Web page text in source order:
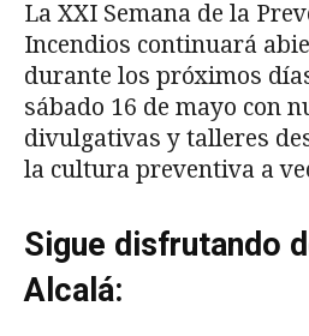
La XXI Semana de la
Incendios continuará
durante los próximos
sábado 16 de mayo con
divulgativas y talleres
la cultura preventiva a
Sigue disfrutando
Alcalá: